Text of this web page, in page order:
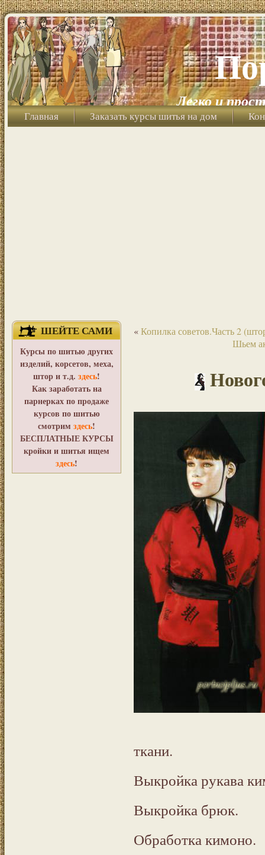
Легко и
Главная Заказать курсы шитья на дом
ШЕЙТЕ САМИ
Курсы по шитью других
изделий, корсетов, меха,
штор и т.д. здесь!
Как заработать на
парнерках по продаже
курсов по шитью
смотрим здесь!
БЕСПЛАТНЫЕ КУРСЫ
кройки и шитья ищем
здесь!
«Копилка советов.Часть 2
Шьем
ткани.
Выкройка рукава
Выкройка брюк.
Обработка кимоно.